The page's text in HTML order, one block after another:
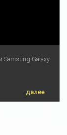
Galaxy
далее